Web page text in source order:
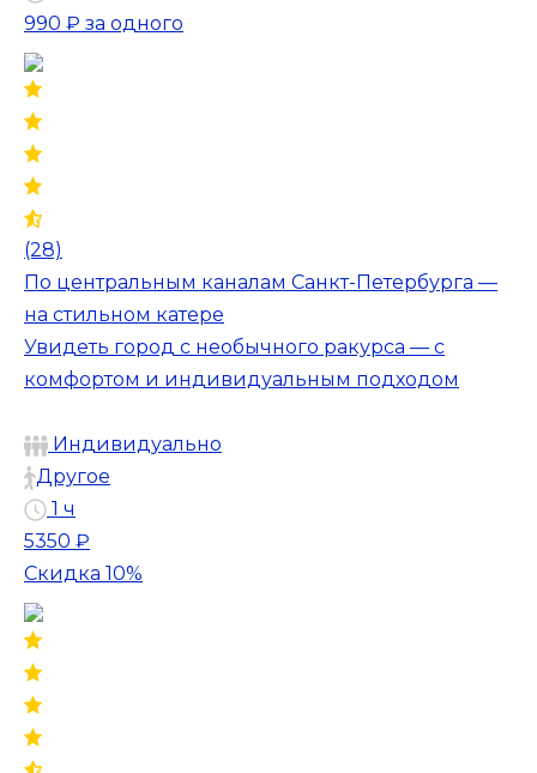
990 ₽ за одного
(28)
По центральным каналам Санкт-Петербурга —
на стильном катере
Увидеть город с необычного ракурса — с
комфортом и индивидуальным подходом
Индивидуально
Другое
1 ч
5350 ₽
Скидка 10%